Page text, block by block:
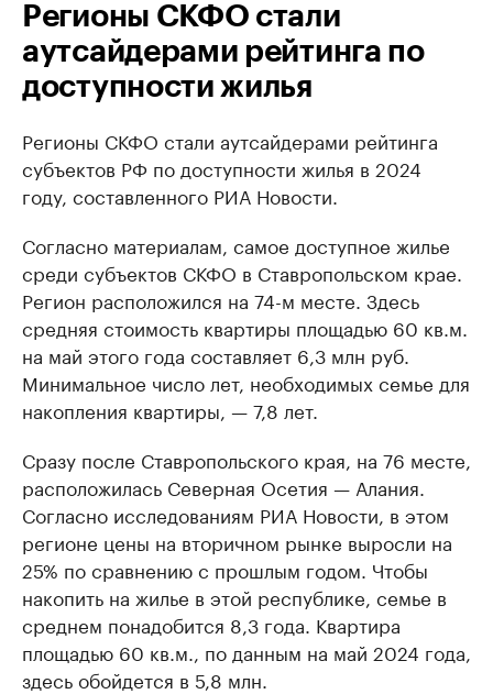
Регионы СКФО стали
аутсайдерами рейтинга по
доступности жилья
Регионы СКФО стали аутсайдерами рейтинга
субъектов РФ по доступности жилья в 2024
году, составленного РИА Новости.
Согласно материалам, самое доступное жилье
среди субъектов СКФО в Ставропольском крае.
Регион расположился на 74-м месте. Здесь
средняя стоимость квартиры площадью 60 кв.м.
на май этого года составляет 6,3 млн руб.
Минимальное число лет, необходимых семье для
накопления квартиры, — 7,8 лет.
Сразу после Ставропольского края, на 76 месте,
расположилась Северная Осетия — Алания.
Согласно исследованиям РИА Новости, в этом
регионе цены на вторичном рынке выросли на
25% по сравнению с прошлым годом. Чтобы
накопить на жилье в этой республике, семье в
среднем понадобится 8,3 года. Квартира
площадью 60 кв.м., по данным на май 2024 года,
здесь обойдется в 5,8 млн.